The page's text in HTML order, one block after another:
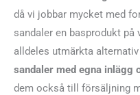
då vi jobbar mycket med
sandaler en basprodukt på
alldeles utmärkta
sandaler med egna inlägg
dem också till försäljning